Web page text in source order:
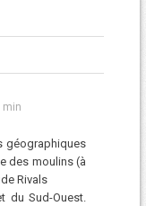
min
géographiques
des moulins (à
Rivals
du Sud-Ouest.